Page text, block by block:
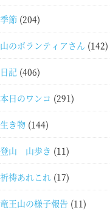
季節 (204)
山のボランティアさん (142)
日記 (406)
本日のワンコ (291)
生き物 (144)
登山 山歩き (11)
祈祷あれこれ (17)
竜王山の様子報告 (11)